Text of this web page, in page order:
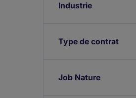
Industrie
Type de contrat
Job Nature